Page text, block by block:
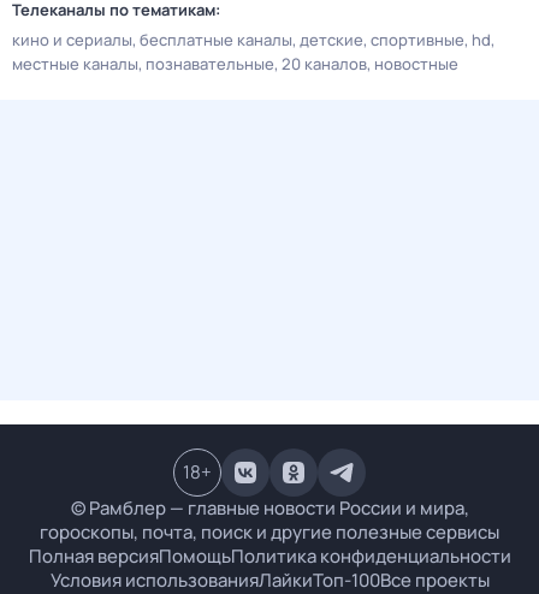
Телеканалы по тематикам:
кино и сериалы бесплатные каналы детские спортивные hd
местные каналы познавательные 20 каналов новостные
© Рамблер — главные новости России и мира,
гороскопы, почта, поиск и другие полезные сервисы
Полная версияПомощьПолитика конфиденциальности
Условия использованияЛайкиТоп-100Все проекты
18+